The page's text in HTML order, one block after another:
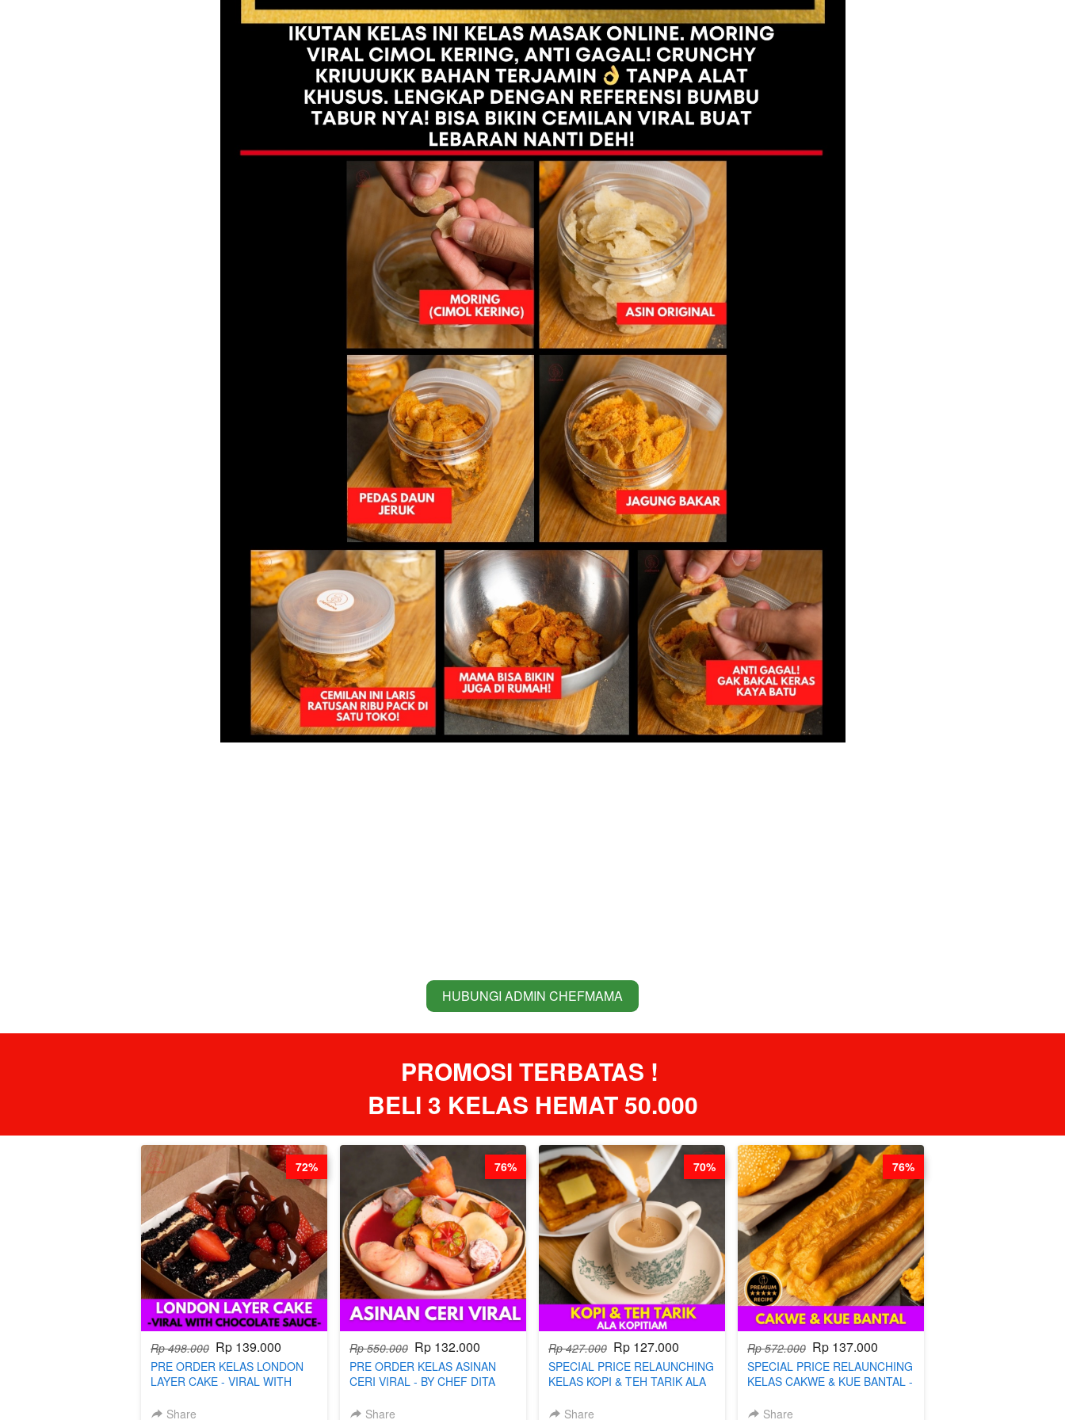
`HUBUNGI ADMIN CHEFMAMA
PROMOSI TERBATAS !
BELI 3 KELAS HEMAT 50.000
Rp 498.000 Rp 139.000
PRE ORDER KELAS LONDON
LAYER CAKE - VIRAL WITH
DITA (TAYANG 18 AGUSTUS)
Share
72%
Rp 550.000 Rp 132.000
PRE ORDER KELAS ASINAN
CERI VIRAL - BY CHEF DITA
Share
76%
Rp 427.000 Rp 127.000
SPECIAL PRICE RELAUNCHING
KELAS KOPI & TEH TARIK ALA
ARISUDANA (TANGGAL 04 AGS
Share
70%
Rp 572.000 Rp 137.000
SPECIAL PRICE RELAUNCHING
KELAS CAKWE & KUE BANTAL -
AGS HARGA NAIK! )
Share
76%